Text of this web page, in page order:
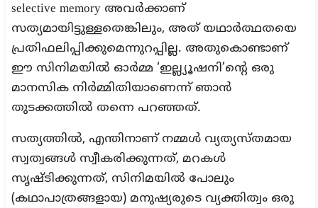
selective memory അവർക്കാണ്
സത്യമായിട്ടുള്ളതെങ്കിലും, അത് യഥാർത്ഥതയെ
പ്രതിഫലിപ്പിക്കുമെന്നുറപ്പില്ല. അതുകൊണ്ടാണ്
ഈ സിനിമയിൽ ഓർമ്മ ‘ഇല്ല്യൂഷനി’ന്റെ ഒരു
മാനസിക നിർമ്മിതിയാണെന്ന് ഞാൻ
തുടക്കത്തിൽ തന്നെ പറഞ്ഞത്.
സത്യത്തിൽ, എന്തിനാണ് നമ്മൾ വ്യത്യസ്തമായ
സ്വത്വങ്ങൾ സ്വീകരിക്കുന്നത്, മറകൾ
സൃഷ്ടിക്കുന്നത്, സിനിമയിൽ പോലും
(കഥാപാത്രങ്ങളായ) മനുഷ്യരുടെ വ്യക്തിത്വം ഒരു